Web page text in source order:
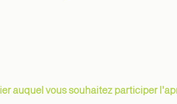
auquel vous souhaitez participer